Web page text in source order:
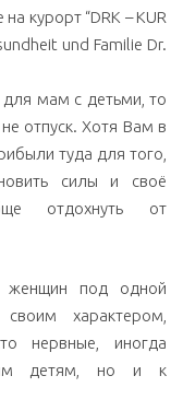
курорт “DRK – KUR
und Familie Dr.
для мам с детьми, то
отпуск. Хотя Вам в
туда для того,
силы и своё
отдохнуть от
женщин под одной
характером,
нервные, иногда
детям, но и к